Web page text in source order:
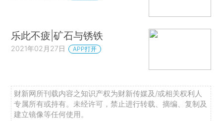
乐此不疲|矿石与锈铁
2021年02月27日 APP打开
财新网所刊载内容之知识产权为财新传媒及/或相关权利人
专属所有或持有。未经许可，禁止进行转载、摘编、复制及
建立镜像等任何使用。